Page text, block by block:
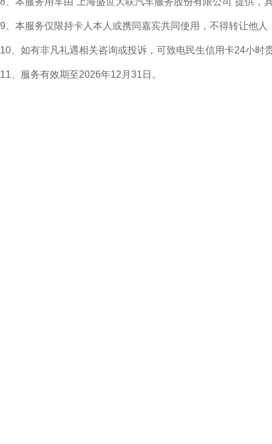
9、本服务仅限持卡人本人或携同嘉宾共同使用，不得转让他
10、如有非凡礼遇相关咨询或投诉，可致电民生信用卡24小时
11、服务有效期至2026年12月31日。